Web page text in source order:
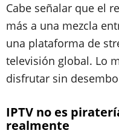
Cabe señalar que el
más a una mezcla
una plataforma de
televisión global. Lo
disfrutar sin
IPTV no es
realmente